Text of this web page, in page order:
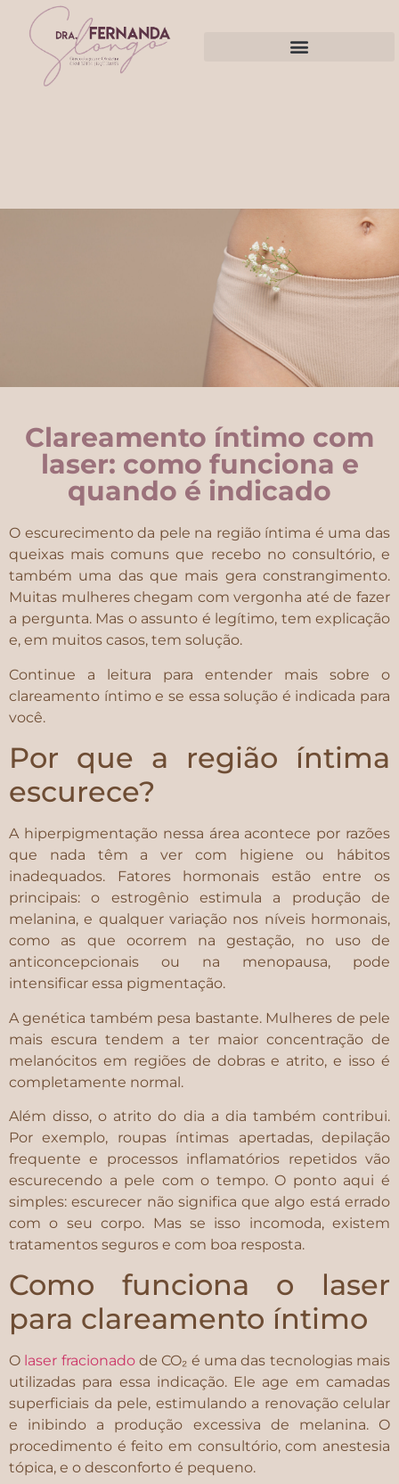
Clareamento íntimo com
laser: como funciona e
quando é indicado
O escurecimento da pele na região íntima é uma das
queixas mais comuns que recebo no consultório, e
também uma das que mais gera constrangimento.
Muitas mulheres chegam com vergonha até de fazer
a pergunta. Mas o assunto é legítimo, tem explicação
e, em muitos casos, tem solução.
Continue a leitura para entender mais sobre o
clareamento íntimo e se essa solução é indicada para
você.
Por que a região íntima
escurece?
A hiperpigmentação nessa área acontece por razões
que nada têm a ver com higiene ou hábitos
inadequados. Fatores hormonais estão entre os
principais: o estrogênio estimula a produção de
melanina, e qualquer variação nos níveis hormonais,
como as que ocorrem na gestação, no uso de
anticoncepcionais ou na menopausa, pode
intensificar essa pigmentação.
A genética também pesa bastante. Mulheres de pele
mais escura tendem a ter maior concentração de
melanócitos em regiões de dobras e atrito, e isso é
completamente normal.
Além disso, o atrito do dia a dia também contribui.
Por exemplo, roupas íntimas apertadas, depilação
frequente e processos inflamatórios repetidos vão
escurecendo a pele com o tempo. O ponto aqui é
simples: escurecer não significa que algo está errado
com o seu corpo. Mas se isso incomoda, existem
tratamentos seguros e com boa resposta.
Como funciona o laser
para clareamento íntimo
O laser fracionadode CO₂ é uma das tecnologias mais
utilizadas para essa indicação. Ele age em camadas
superficiais da pele, estimulando a renovação celular
e inibindo a produção excessiva de melanina. O
procedimento é feito em consultório, com anestesia
tópica, e o desconforto é pequeno.